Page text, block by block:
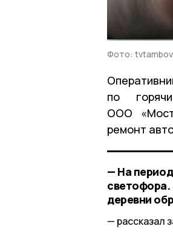
Фото:
по
ООО
ремонт
— На
светофора.
деревни
рассказал